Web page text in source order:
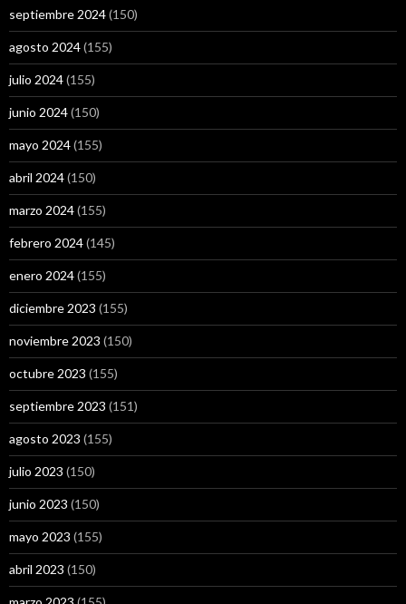
septiembre 2024(150)
agosto 2024(155)
julio 2024(155)
junio 2024(150)
mayo 2024(155)
abril 2024(150)
marzo 2024(155)
febrero 2024(145)
enero 2024(155)
diciembre 2023 (155)
noviembre 2023 (150)
octubre 2023 (155)
septiembre 2023 (151)
agosto 2023 (155)
julio 2023 (150)
junio 2023 (150)
mayo 2023 (155)
abril 2023 (150)